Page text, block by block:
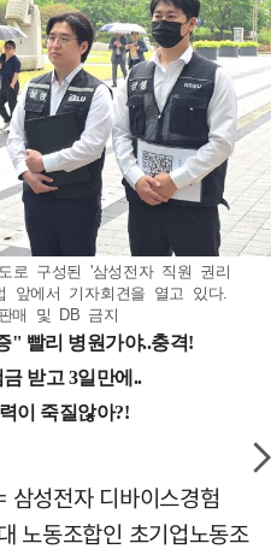
로 구성된 '삼성전자 직원 권리
앞에서 기자회견을 열고 있다.
매 및 DB 금지
삼성전자 디바이스경험
노동조합인 초기업노동조